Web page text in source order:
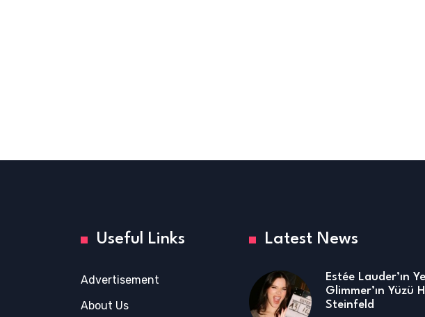
Useful Links
Advertisement
About Us
Latest News
Estée Lauder’ın
Glimmer’ın Yüzü
Steinfeld